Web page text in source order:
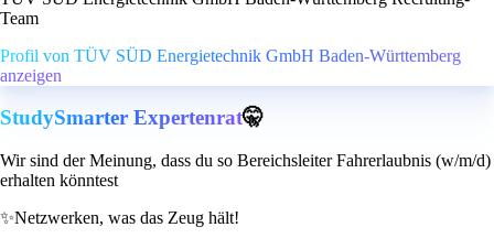
Team
Profil von TÜV SÜD Energietechnik GmbH Baden-Württemberg
anzeigen
StudySmarter Expertenrat🤫
Wir sind der Meinung, dass du so Bereichsleiter Fahrerlaubnis (w/m/d)
erhalten könntest
✨Netzwerken, was das Zeug hält!